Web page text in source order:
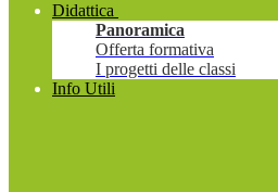
Didattica
Panoramica
Offerta formativa
I progetti delle classi
Info Utili